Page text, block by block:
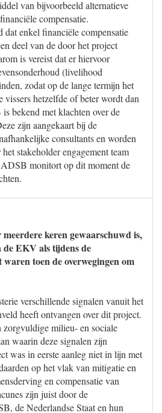
van bijvoorbeeld alternatieve
compensatie.
enkel financiële compensatie
deel van de door het project
is vereist dat er hiervoor
(livelihood
zodat op de lange termijn het
vissers hetzelfde of beter wordt dan
bekend met klachten over de
zijn aangekaart bij de
consultants en worden
stakeholder engagement team
monitort op dit moment de
keren gewaarschuwd is,
EKV als tijdens de
toen de overwegingen om
verschillende signalen vanuit het
heeft ontvangen over dit project.
zorgvuldige milieu- en sociale
waarin deze signalen zijn
was in eerste aanleg niet in lijn met
op het vlak van mitigatie en
en compensatie van
zijn juist door de
de Nederlandse Staat en hun